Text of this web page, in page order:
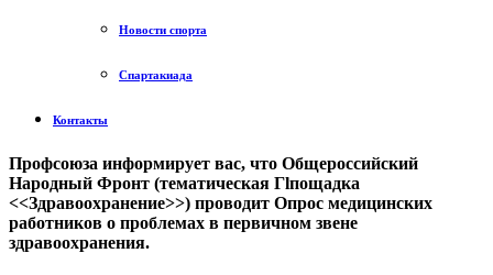
Новости спорта
Спартакиада
Контакты
Профсоюза информирует вас, что Общероссийский
Народный Фронт (тематическая Гlпощадка
<<Здравоохранение>>) проводит Опрос медицинских
работников о проблемах в первичном звене
здравоохранения.